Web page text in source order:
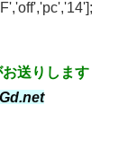
送りします